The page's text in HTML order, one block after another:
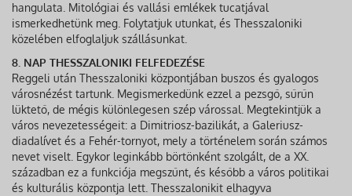
hangulata. Mitológiai és vallási emlékek tucatjával
ismerkedhetünk meg. Folytatjuk utunkat, és Thesszaloniki
közelében elfoglaljuk szállásunkat.
8. NAP THESSZALONIKI FELFEDEZÉSE
Reggeli után Thesszaloniki központjában buszos és gyalogos
városnézést tartunk. Megismerkedünk ezzel a pezsgő, sűrűn
lüktető, de mégis különlegesen szép várossal. Megtekintjük a
város nevezetességeit: a Dimitriosz-bazilikát, a Galeriusz-
diadalívet és a Fehér-tornyot, mely a történelem során számos
nevet viselt. Egykor leginkább börtönként szolgált, de a XX.
században ez a funkciója megszűnt, és később a város politikai
és kulturális központja lett. Thesszalonikit elhagyva